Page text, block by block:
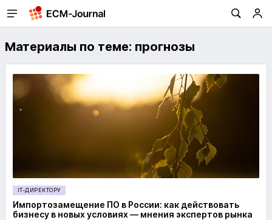
Материалы по теме: прогнозы
IT-ДИРЕКТОРУ
Импортозамещение ПО в России: как действовать
бизнесу в новых условиях — мнения экспертов рынка